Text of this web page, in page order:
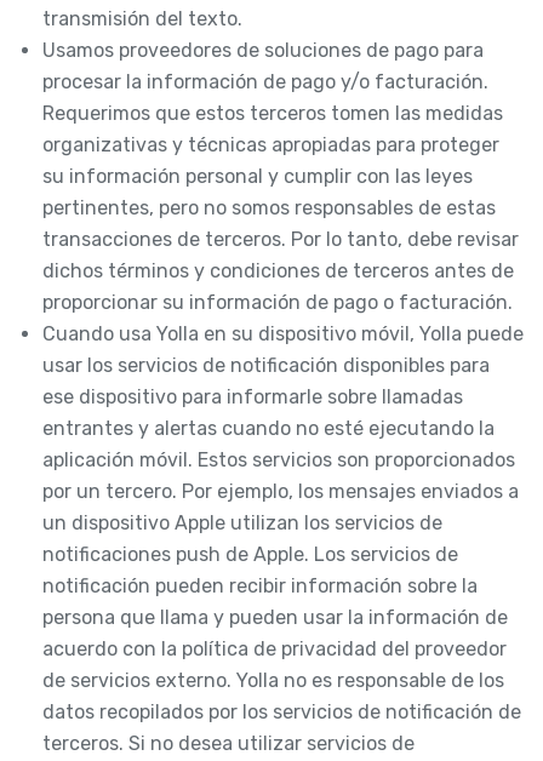
transmisión del texto.
Usamos proveedores de soluciones de pago para
procesar la información de pago y/o facturación.
Requerimos que estos terceros tomen las medidas
organizativas y técnicas apropiadas para proteger
su información personal y cumplir con las leyes
pertinentes, pero no somos responsables de estas
transacciones de terceros. Por lo tanto, debe revisar
dichos términos y condiciones de terceros antes de
proporcionar su información de pago o facturación.
Cuando usa Yolla en su dispositivo móvil, Yolla puede
usar los servicios de notificación disponibles para
ese dispositivo para informarle sobre llamadas
entrantes y alertas cuando no esté ejecutando la
aplicación móvil. Estos servicios son proporcionados
por un tercero. Por ejemplo, los mensajes enviados a
un dispositivo Apple utilizan los servicios de
notificaciones push de Apple. Los servicios de
notificación pueden recibir información sobre la
persona que llama y pueden usar la información de
acuerdo con la política de privacidad del proveedor
de servicios externo. Yolla no es responsable de los
datos recopilados por los servicios de notificación de
terceros. Si no desea utilizar servicios de